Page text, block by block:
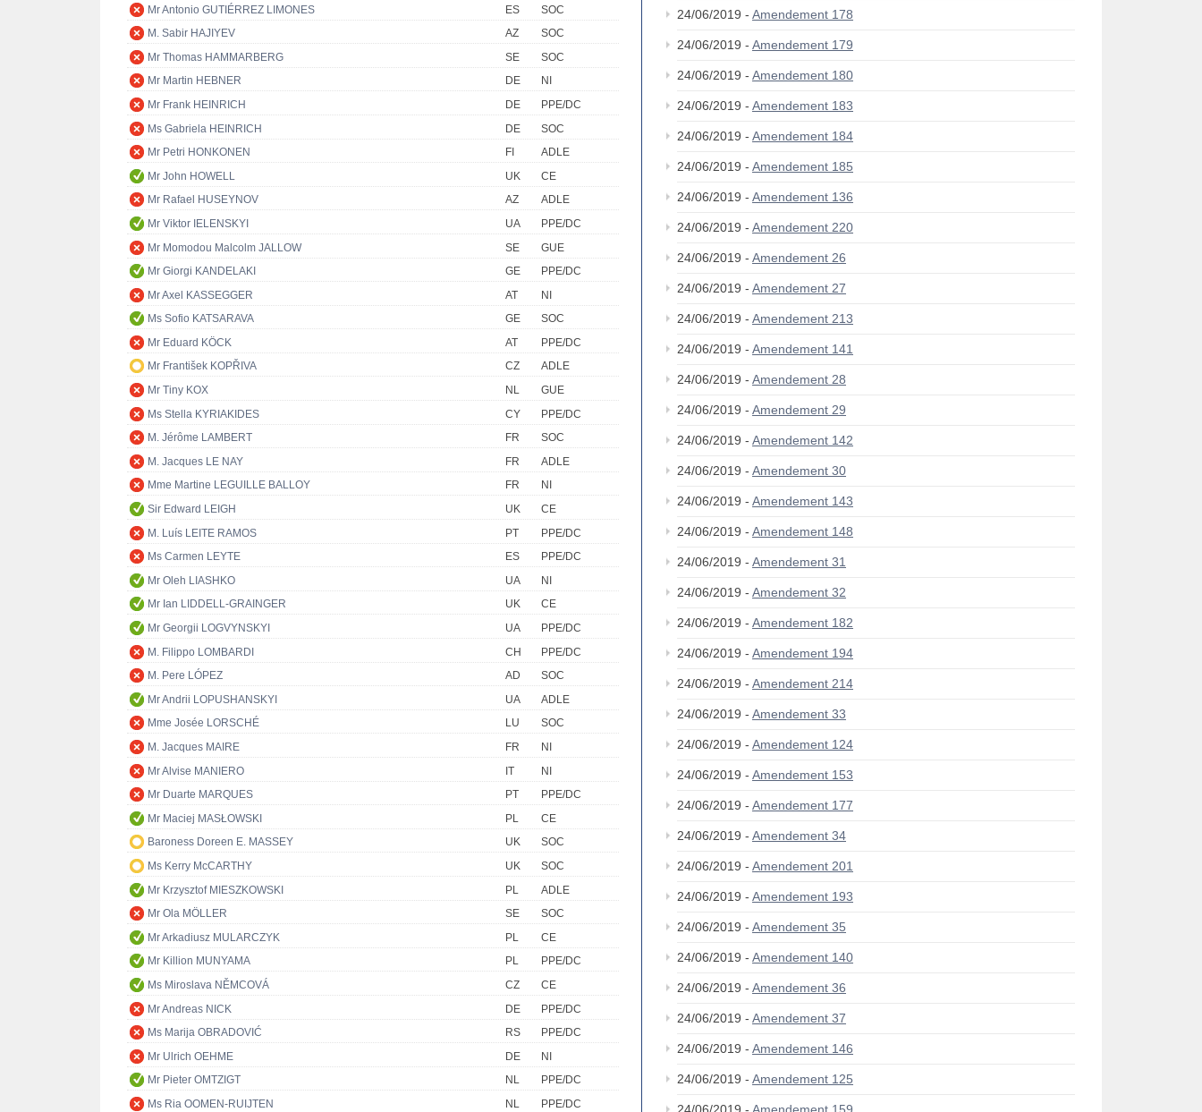
Mr Antonio GUTIÉRREZ LIMONES
ES
SOC
M. Sabir HAJIYEV
AZ
SOC
Mr Thomas HAMMARBERG
SE
SOC
Mr Martin HEBNER
DE
NI
Mr Frank HEINRICH
DE
PPE/DC
Ms Gabriela HEINRICH
DE
SOC
Mr Petri HONKONEN
FI
ADLE
Mr John HOWELL
UK
CE
Mr Rafael HUSEYNOV
AZ
ADLE
Mr Viktor IELENSKYI
UA
PPE/DC
Mr Momodou Malcolm JALLOW
SE
GUE
Mr Giorgi KANDELAKI
GE
PPE/DC
Mr Axel KASSEGGER
AT
NI
Ms Sofio KATSARAVA
GE
SOC
Mr Eduard KÖCK
AT
PPE/DC
Mr František KOPŘIVA
CZ
ADLE
Mr Tiny KOX
NL
GUE
Ms Stella KYRIAKIDES
CY
PPE/DC
M. Jérôme LAMBERT
FR
SOC
M. Jacques LE NAY
FR
ADLE
Mme Martine LEGUILLE BALLOY
FR
NI
Sir Edward LEIGH
UK
CE
M. Luís LEITE RAMOS
PT
PPE/DC
Ms Carmen LEYTE
ES
PPE/DC
Mr Oleh LIASHKO
UA
NI
Mr Ian LIDDELL-GRAINGER
UK
CE
Mr Georgii LOGVYNSKYI
UA
PPE/DC
M. Filippo LOMBARDI
CH
PPE/DC
M. Pere LÓPEZ
AD
SOC
Mr Andrii LOPUSHANSKYI
UA
ADLE
Mme Josée LORSCHÉ
LU
SOC
M. Jacques MAIRE
FR
NI
Mr Alvise MANIERO
IT
NI
Mr Duarte MARQUES
PT
PPE/DC
Mr Maciej MASŁOWSKI
PL
CE
Baroness Doreen E. MASSEY
UK
SOC
Ms Kerry McCARTHY
UK
SOC
Mr Krzysztof MIESZKOWSKI
PL
ADLE
Mr Ola MÖLLER
SE
SOC
Mr Arkadiusz MULARCZYK
PL
CE
Mr Killion MUNYAMA
PL
PPE/DC
Ms Miroslava NĚMCOVÁ
CZ
CE
Mr Andreas NICK
DE
PPE/DC
Ms Marija OBRADOVIĆ
RS
PPE/DC
Mr Ulrich OEHME
DE
NI
Mr Pieter OMTZIGT
NL
PPE/DC
Ms Ria OOMEN-RUIJTEN
NL PPE/DC
24/06/2019 - Amendement 178
24/06/2019 - Amendement 179
24/06/2019 - Amendement 180
24/06/2019 - Amendement 183
24/06/2019 - Amendement 184
24/06/2019 - Amendement 185
24/06/2019 - Amendement 136
24/06/2019 - Amendement 220
24/06/2019 - Amendement 26
24/06/2019 - Amendement 27
24/06/2019 - Amendement 213
24/06/2019 - Amendement 141
24/06/2019 - Amendement 28
24/06/2019 - Amendement 29
24/06/2019 - Amendement 142
24/06/2019 - Amendement 30
24/06/2019 - Amendement 143
24/06/2019 - Amendement 148
24/06/2019 - Amendement 31
24/06/2019 - Amendement 32
24/06/2019 - Amendement 182
24/06/2019 - Amendement 194
24/06/2019 - Amendement 214
24/06/2019 - Amendement 33
24/06/2019 - Amendement 124
24/06/2019 - Amendement 153
24/06/2019 - Amendement 177
24/06/2019 - Amendement 34
24/06/2019 - Amendement 201
24/06/2019 - Amendement 193
24/06/2019 - Amendement 35
24/06/2019 - Amendement 140
24/06/2019 - Amendement 36
24/06/2019 - Amendement 37
24/06/2019 - Amendement 146
24/06/2019 - Amendement 125